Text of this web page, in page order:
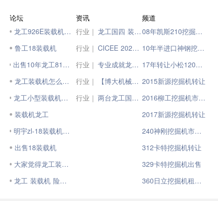
论坛
龙工926E装载机怎么样？
鲁工18装载机
出售10年龙工818装载机11年临工918装载机
龙工装载机怎么样啊
龙工小型装载机怎么样？好用吗？
装载机龙工
明宇zl-18装载机怎么样，求大神指教
出售18装载机
大家觉得龙工装载机怎么样
龙工 装载机 险些去了
资讯
行业｜
龙工国四 装载典范--龙工LG955H装载机
行业｜
CICEE 2023 | 《新能源装载机-用户关注TOP10》榜单之龙工LG866H-E电动装载机
行业｜
专业成就龙工，龙工成就你我
行业｜
【博大机械】4台龙工国四ZL50HCT装载机交付煤炭客户！
行业｜
两台龙工国四LG863HS装载机征服大型搅拌站!
频道
08年凯斯210挖掘机出售
10年半进口神钢挖掘机
17年转让小松120挖掘机
2015新源挖掘机转让
2016柳工挖掘机市场份额
2017新源挖掘机转让
240神刚挖掘机市场价
312卡特挖掘机转让
329卡特挖掘机出售
360日立挖掘机租赁市场价